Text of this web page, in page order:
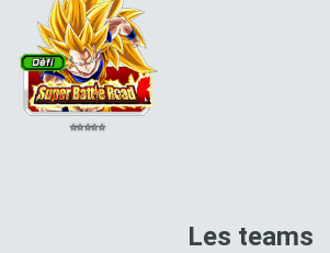
⭐⭐⭐⭐⭐
Les teams